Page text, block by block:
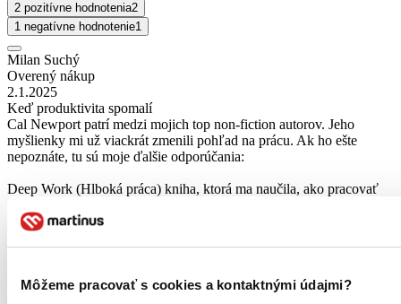
Môžeme pracovať s cookies a kontaktnými údajmi?
2 pozitívne hodnotenia2
1 negatívne hodnotenie1
Milan Suchý
Overený nákup
2.1.2025
Keď produktivita spomalí
Cal Newport patrí medzi mojich top non-fiction autorov. Jeho
myšlienky mi už viackrát zmenili pohľad na prácu. Ak ho ešte
nepoznáte, tu sú moje ďalšie odporúčania:
Deep Work (Hlboká práca) kniha, ktorá ma naučila, ako pracovať
So Good They Can’t Ignore You skvelá vec o tom, ako sa stať v
Calove knihy odporúčam aj ľuďom, ktorí sa živia písaním